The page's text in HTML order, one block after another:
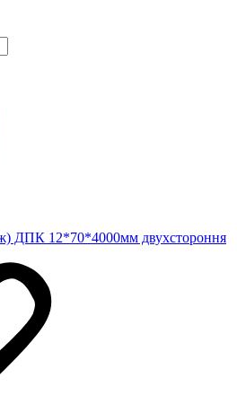
ДПК 12*70*4000мм двухстороння